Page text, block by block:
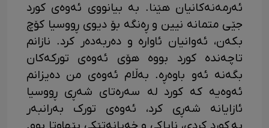
ئەرمەنەکانیان هێنا. بە بیانووی ئەوەی کورد
جێی متمانە نیین و ڕەنگە بۆ دیوی ڕووسیا کۆچ
بکەن، ئەوانیان ئاوارە و دەربەدەر کرد. نازانم
تاچەندە کورد بووە هۆی ئەوەی تورکەکان
بگەنە ئەو باوەڕە. بەڵام ئەوەی من دەیزانم
ئەوەیە کە کورد لە سەرەتای شەڕی ڕووسیا
ئازایانە شەڕی کرد، ئەوەی تورک بەرانبەر